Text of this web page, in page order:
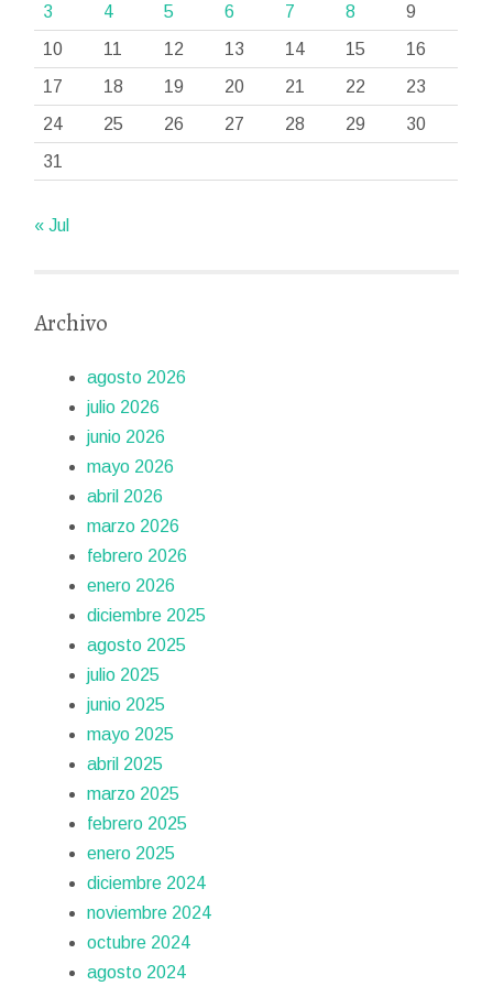
3
4 5 6 7 8
9
10
11 12 13 14 15
16
17
18 19 20 21 22
23
24
25 26 27 28 29
30
31
« Jul
Archivo
agosto 2026
julio 2026
junio 2026
mayo 2026
abril 2026
marzo 2026
febrero 2026
enero 2026
diciembre 2025
agosto 2025
julio 2025
junio 2025
mayo 2025
abril 2025
marzo 2025
febrero 2025
enero 2025
diciembre 2024
noviembre 2024
octubre 2024
agosto 2024